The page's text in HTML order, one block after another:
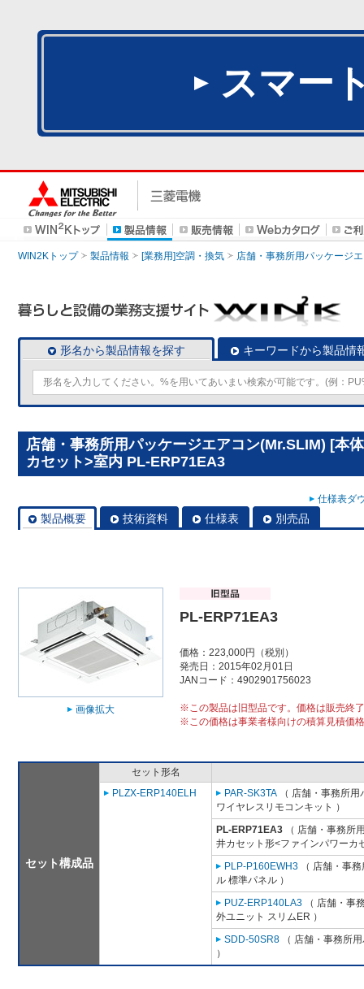
スマー
WIN2Kトップ 製品情報 [業務用]空調・換気 店舗・事務所用パッケージ
形名から製品情報を探す キーワードから製品情
店舗・事務所用パッケージエアコン(Mr.SLIM) [本
カセット>室内 PL-ERP71EA3
仕様表ダ
製品概要 技術資料 仕様表 別売品
画像拡大
PL-ERP71EA3
価格：223,000円（税別）
発売日：2015年02月01日
JANコード：4902901756023
※この製品は旧型品です。価格は販売終
※この価格は事業者様向けの積算見積価
セット構成品
セット形名
PLZX-ERP140ELH
PAR-SK3TA （ 店舗・事務所
ワイヤレスリモコンキット ）
PL-ERP71EA3 （ 店舗・事務所
井カセット形<ファインパワーカ
PLP-P160EWH3 （ 店舗・事
ル 標準パネル ）
PUZ-ERP140LA3 （ 店舗・事
外ユニット スリムER ）
SDD-50SR8 （ 店舗・事務所
）